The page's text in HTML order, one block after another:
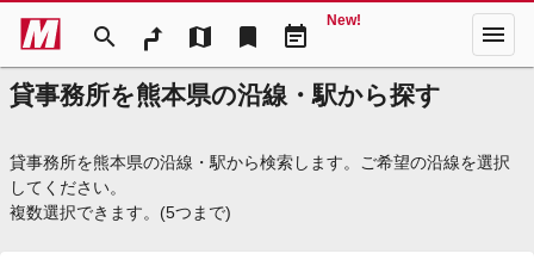
search map bookmark event_note
New! menu
貸事務所を熊本県の沿線・駅から探す
貸事務所を熊本県の沿線・駅から検索します。ご希望の沿線を選択
してください。
複数選択できます。(5つまで)